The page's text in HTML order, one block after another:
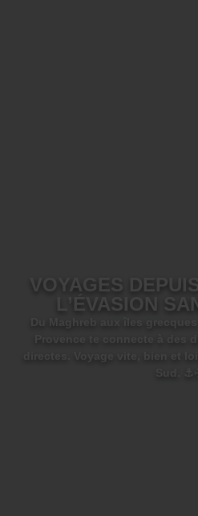
VOYAGES
L’ÉVASION
Du Maghreb aux îles
Provence te connecte à des
directes. Voyage vite, bien et